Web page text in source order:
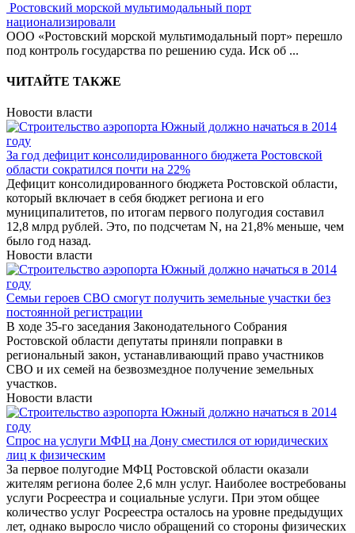
Ростовский морской мультимодальный порт
национализировали
ООО «Ростовский морской мультимодальный порт» перешло
под контроль государства по решению суда. Иск об ...
ЧИТАЙТЕ ТАКЖЕ
Новости власти
За год дефицит консолидированного бюджета Ростовской
области сократился почти на 22%
Дефицит консолидированного бюджета Ростовской области,
который включает в себя бюджет региона и его
муниципалитетов, по итогам первого полугодия составил
12,8 млрд рублей. Это, по подсчетам N, на 21,8% меньше, чем
было год назад.
Новости власти
Семьи героев СВО смогут получить земельные участки без
постоянной регистрации
В ходе 35-го заседания Законодательного Собрания
Ростовской области депутаты приняли поправки в
региональный закон, устанавливающий право участников
СВО и их семей на безвозмездное получение земельных
участков.
Новости власти
Спрос на услуги МФЦ на Дону сместился от юридических
лиц к физическим
За первое полугодие МФЦ Ростовской области оказали
жителям региона более 2,6 млн услуг. Наиболее востребованы
услуги Росреестра и социальные услуги. При этом общее
количество услуг Росреестра осталось на уровне предыдущих
лет, однако выросло число обращений со стороны физических